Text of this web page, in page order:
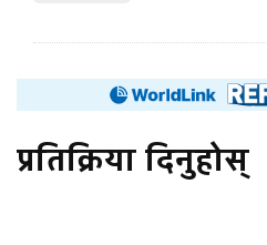
प्रतिक्रिया दिनुहोस्